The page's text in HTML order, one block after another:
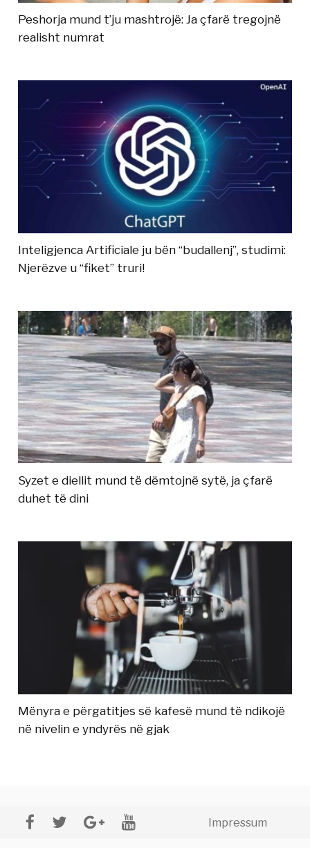
Peshorja mund t’ju mashtrojë: Ja çfarë tregojnë
realisht numrat
Inteligjenca Artificiale ju bën “budallenj”, studimi:
Njerëzve u “fiket” truri!
Syzet e diellit mund të dëmtojnë sytë, ja çfarë
duhet të dini
Mënyra e përgatitjes së kafesë mund të ndikojë
në nivelin e yndyrës në gjak
Impressum